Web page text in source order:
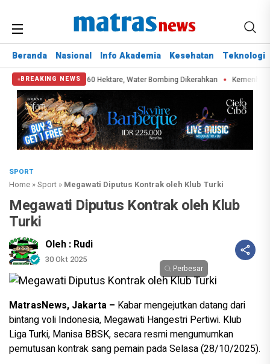
Beranda Nasional Info Akademia Kesehatan Teknologi
BREAKING NEWS
Bromo Hanguskan 60 Hektare, Water Bombing Dikerahkan Kemenhub
SPORT
Home »Sport » Megawati Diputus Kontrak oleh Klub Turki
Megawati Diputus Kontrak oleh Klub
Turki
Oleh : Rudi
30 Okt 2025
Perbesar
MatrasNews, Jakarta – Kabar mengejutkan datang dari
bintang voli Indonesia, Megawati Hangestri Pertiwi. Klub
Liga Turki, Manisa BBSK, secara resmi mengumumkan
pemutusan kontrak sang pemain pada Selasa (28/10/2025).